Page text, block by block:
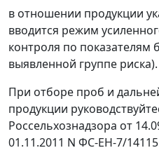
в отношении продукции
вводится режим
контроля по показателям
выявленной группе риска).
При отборе проб и
продукции
Россельхознадзора от
01.11.2011 N ФС-ЕН-7/